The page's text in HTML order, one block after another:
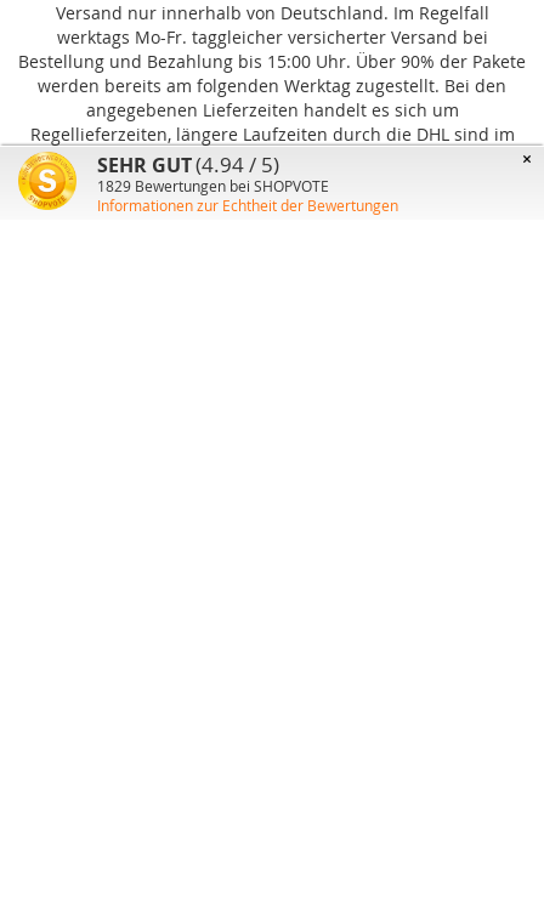
Versand nur innerhalb von Deutschland. Im Regelfall
werktags Mo-Fr. taggleicher versicherter Versand bei
Bestellung und Bezahlung bis 15:00 Uhr. Über 90% der Pakete
werden bereits am folgenden Werktag zugestellt. Bei den
angegebenen Lieferzeiten handelt es sich um
Regellieferzeiten, längere Laufzeiten durch die DHL sind im
Einzelfall möglich und können von uns nicht beeinflusst
werden.
×
SEHR GUT(4.94 / 5)
1829 Bewertungen bei SHOPVOTE
Informationen zur Echtheit der Bewertungen